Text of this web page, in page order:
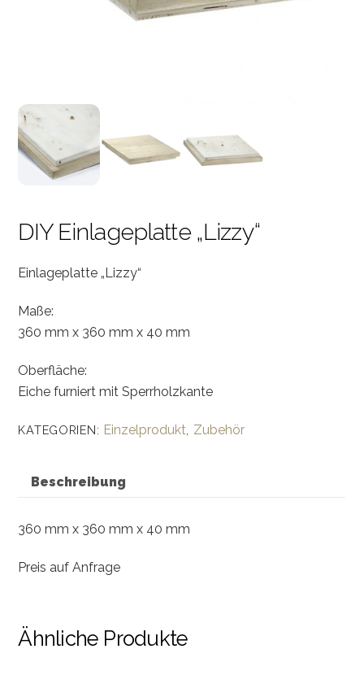
DIY Einlageplatte „Lizzy“
Einlageplatte „Lizzy“
Maße:
360 mm x 360 mm x 40 mm
Oberfläche:
Eiche furniert mit Sperrholzkante
KATEGORIEN: Einzelprodukt Zubehör
Beschreibung
360 mm x 360 mm x 40 mm
Preis auf Anfrage
Ähnliche Produkte